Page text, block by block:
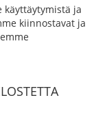
käyttäytymistä ja
kiinnostavat ja